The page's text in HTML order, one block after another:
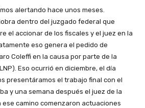
alertando hace unos meses.
dentro del juzgado federal que
el accionar de los fiscales y el juez en la
eso genera el pedido de
Coleffi en la causa por parte de la
Eso ocurrió en diciembre, el día
presentáramos el trabajo final con el
y una semana después el juez de la
ese camino comenzaron actuaciones